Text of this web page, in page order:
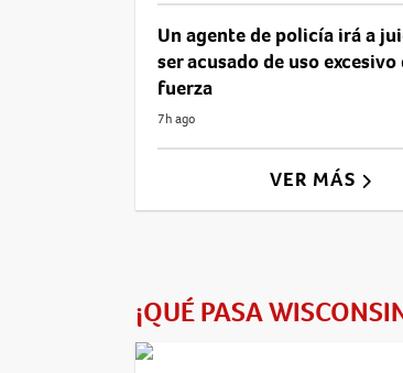
Un agente de policía irá a
ser acusado de uso excesivo
fuerza
7h ago
VER MÁS
¡QUÉ PASA